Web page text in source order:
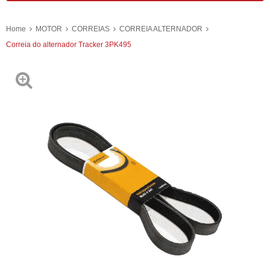
Home MOTOR CORREIAS
CORREIA ALTERNADOR
Correia do alternador Tracker 3PK495